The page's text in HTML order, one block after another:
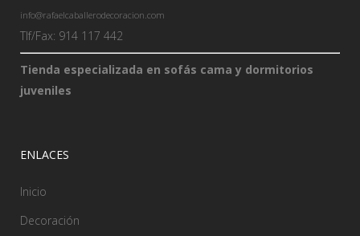
info@rafaelcaballerodecoracion.com
Tlf/Fax: 914 117 442
Tienda especializada en sofás cama y dormitorios
juveniles
ENLACES
Inicio
Decoración